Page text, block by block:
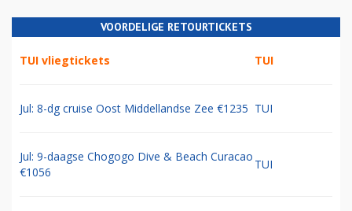
VOORDELIGE RETOURTICKETS
TUI vliegtickets TUI
Jul: 8-dg cruise Oost Middellandse Zee €1235 TUI
Jul: 9-daagse Chogogo Dive & Beach Curacao
€1056
TUI